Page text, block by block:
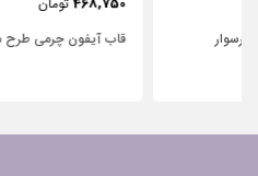
قاب آیفون چرمی طرح مار